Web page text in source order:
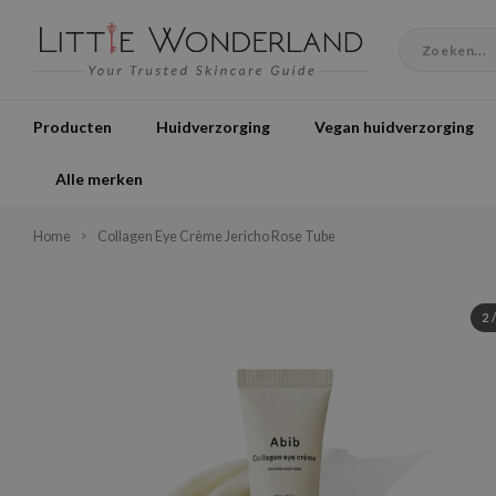
Producten Huidverzorging Vegan huidverzorging
Alle merken
Home Collagen Eye Crème Jericho Rose Tube
2